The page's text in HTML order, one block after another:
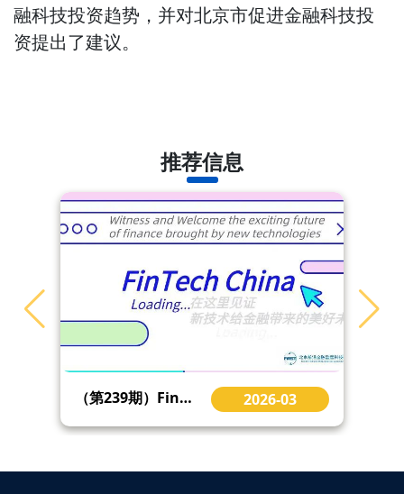
融科技投资趋势，并对北京市促进金融科技投
资提出了建议。
推荐信息
（第239期）FinTech China | 金融科技前沿精选：英国支付愿景执行委员会发布《支付前瞻计划》等 2026-03